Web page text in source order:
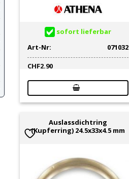
sofort lieferbar
Art-Nr:
071032
CHF2.90
Auslassdichtring
(Kupferring) 24.5x33x4.5 mm